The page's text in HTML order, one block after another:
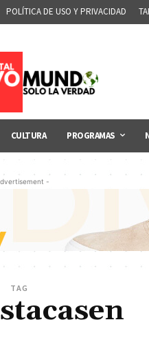
POLÍTICA DE USO Y PRIVACIDAD
CULTURA PROGRAMAS
-
TAG